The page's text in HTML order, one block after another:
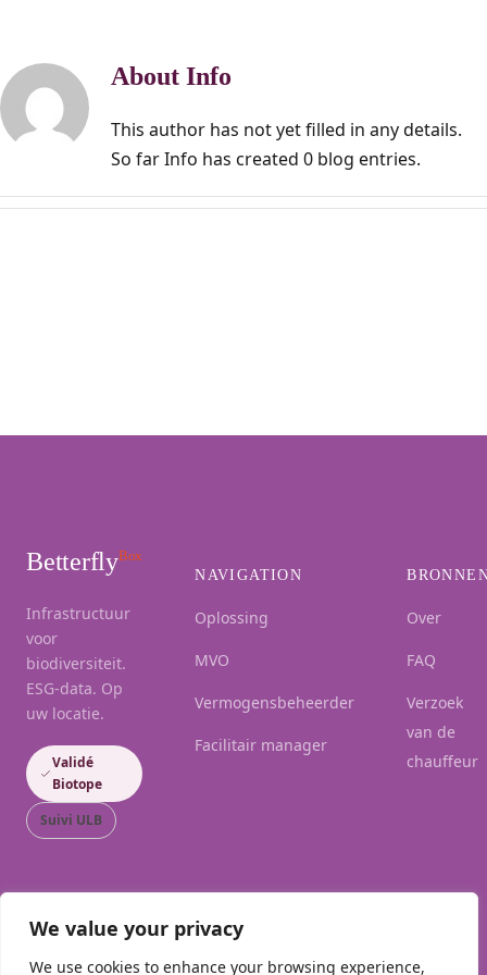
We value your privacy
We use cookies to enhance your browsing experience,
About Info
This author has not yet filled in any details.
So far Info has created 0 blog entries.
BetterflyBox
Infrastructuur
voor
biodiversiteit.
ESG-data. Op
uw locatie.
Validé
Biotope
Suivi ULB
NAVIGATION
Oplossing
MVO
Vermogensbeheerder
Facilitair manager
Over
FAQ
Verzoek
van de
chauffeur